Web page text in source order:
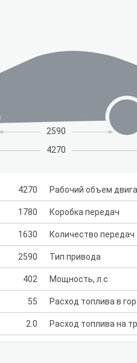
2590
4270
4270
1780
1630
2590
402
55
2.0
Рабочий объем
Коробка передач
Количество передач
Тип привода
Мощность, л.с
Расход топлива в
Расход топлива на